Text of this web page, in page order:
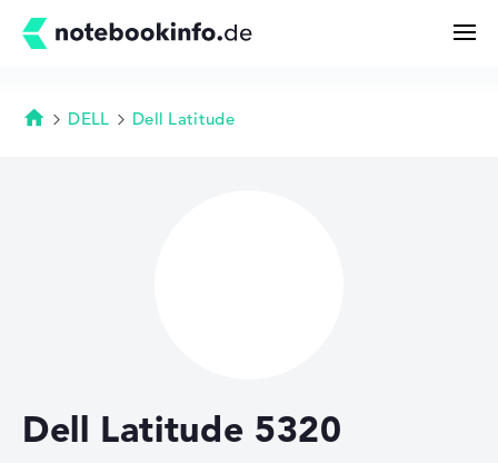
Deals
Startseite
DELL Dell Latitude
Dell Latitude 5320